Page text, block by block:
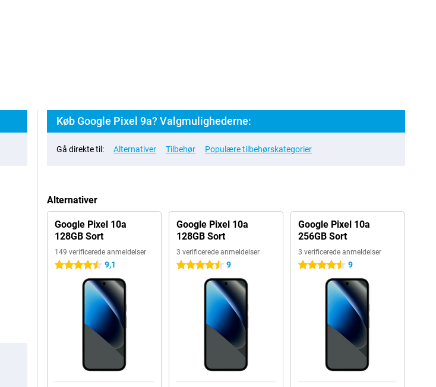
Køb Google Pixel 9a? Valgmulighederne:
Gå direkte til: Alternativer Tilbehør Populære tilbehørskategorier
Alternativer
Google Pixel 10a
128GB Sort
149 verificerede anmeldelser
4.5 stjerner 9,1
Google Pixel 10a
128GB Sort
3 verificerede anmeldelser
4.5 stjerner 9
Google Pixel 10a
256GB Sort
3 verificerede anmeldelser
4.5 stjerner 9